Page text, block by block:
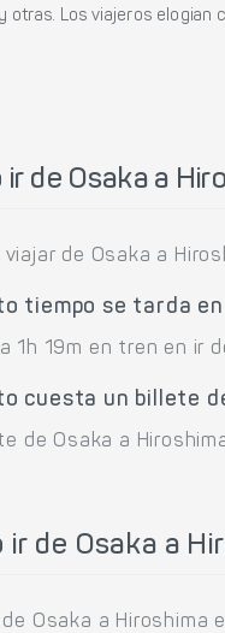
otras. Los viajeros
ir de Osaka a
viajar de Osaka a
tiempo se tarda
1h 19m en tren en ir
cuesta un billete
de Osaka a
ir de Osaka a
Osaka a Hiroshima